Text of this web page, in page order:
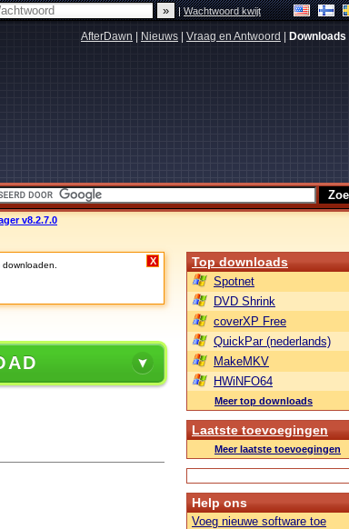
|Wachtwoord kwijt
AfterDawn Nieuws Vraag en Antwoord Downloads
v8.2.7.0
downloaden. X Top downloads
Spotnet
DVD Shrink
coverXP Free
QuickPar (nederlands)
MakeMKV
HWiNFO64
Meer top downloads
Laatste toevoegingen
Meer laatste toevoegingen
Help ons
Voeg nieuwe software toe